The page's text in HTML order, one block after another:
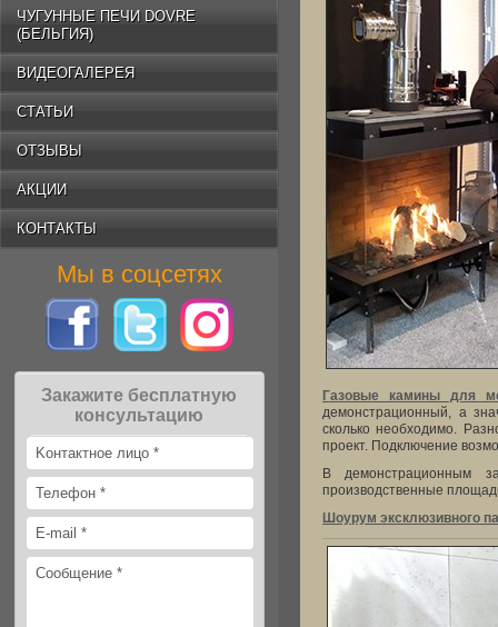
ЧУГУННЫЕ ПЕЧИ DOVRE
(БЕЛЬГИЯ)
ВИДЕОГАЛЕРЕЯ
СТАТЬИ
ОТЗЫВЫ
АКЦИИ
КОНТАКТЫ
Мы в соцсетях
Закажите бесплатную
консультацию
Газовые камины для
демонстрационный, а
сколько необходимо.
проект. Подключение
В демонстрационным
производственные
Шоурум эксклюзивного